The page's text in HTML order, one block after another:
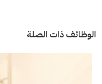
الوظائف ذات الصلة